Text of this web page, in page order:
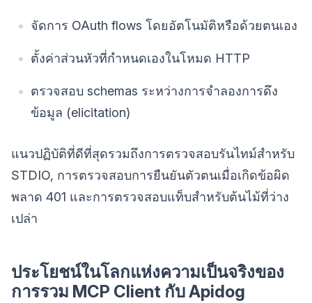
จัดการ OAuth flows โดยอัตโนมัติหรือด้วยตนเอง
ตั้งค่าส่วนหัวที่กำหนดเองในโหมด HTTP
ตรวจสอบ schemas ระหว่างการจำลองการดึง
ข้อมูล (elicitation)
แนวปฏิบัติที่ดีที่สุดรวมถึงการตรวจสอบรันไทม์สำหรับ
STDIO, การตรวจสอบการยืนยันตัวตนเมื่อเกิดข้อผิด
พลาด 401 และการตรวจสอบแท็บสำหรับต้นไม้ที่ว่าง
เปล่า
ประโยชน์ในโลกแห่งความเป็นจริงของ
การรวม MCP Client กับ Apidog